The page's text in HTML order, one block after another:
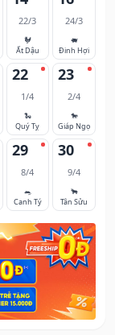
22/3
🐓
Ất Dậu
24/3
🐖
Đinh Hợi
22
1/4
🐍
Quý Tỵ
23
2/4
🐎
Giáp Ngọ
29
8/4
🐀
Canh Tý
30
9/4
🐂
Tân Sửu